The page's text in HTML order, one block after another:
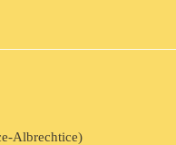
Albrechtice)